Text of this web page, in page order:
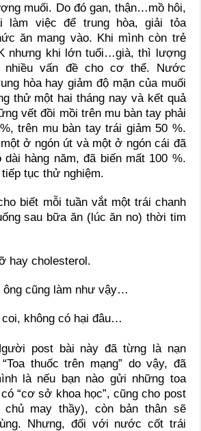
muối. Do đó gan, thận…mồ hôi,
làm việc để trung hòa, giải tỏa
ăn mang vào. Khi mình còn trẻ
nhưng khi lớn tuổi…già, thì lượng
nhiều vấn đề cho cơ thể. Nước
hòa hay giảm độ mặn của muối
thử một hai tháng nay và kết quả
vết đồi mồi trên mu bàn tay phải
trên mu bàn tay trái giảm 50 %.
ở ngón út và một ở ngón cái đã
hàng năm, đã biến mất 100 %.
tục thử nghiệm.
biết mỗi tuần vắt một trái chanh
sau bữa ăn (lúc ăn no) thời tim
hay cholesterol.
ông cũng làm như vậy…
không có hại đâu…
post bài này đã từng là nạn
thuốc trên mạng” do vậy, đã
là nếu bạn nào gửi những toa
“cơ sở khoa học”, cũng cho post
may thầy), còn bản thân sẽ
Nhưng, đối với nước cốt trái